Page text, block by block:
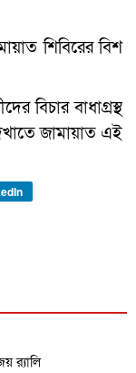
শিবিরের বিশ
বিচার বাধাগ্রস্থ
জামায়াত এই
র‍্যালি